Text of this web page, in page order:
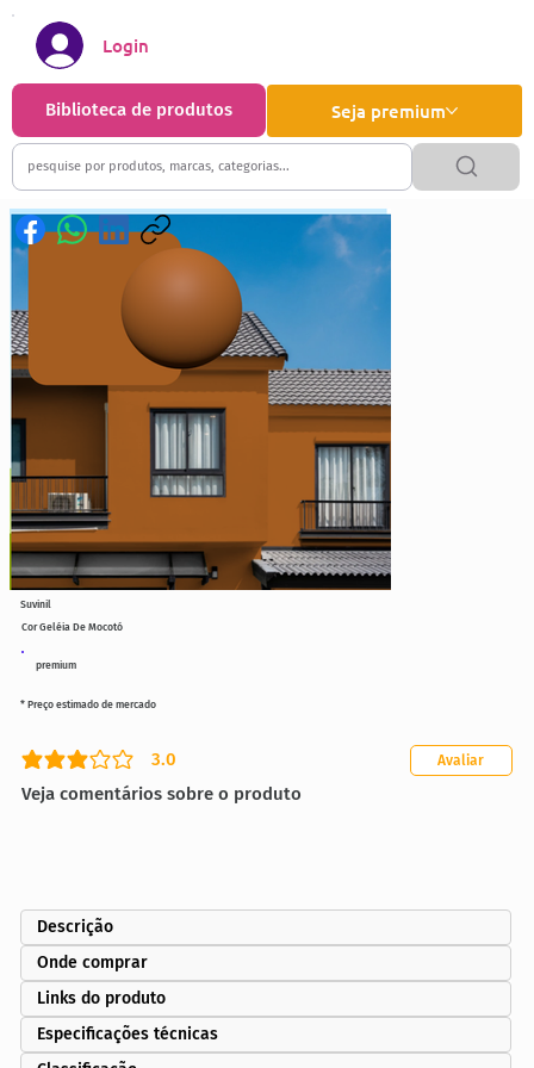
Seja premium
Biblioteca de produtos
Login
premium
Cor Geléia De Mocotó
3.0
classificação média é 3 de 5
Veja comentários sobre o produto
Avaliar
* Preço estimado de mercado
Suvinil
Descrição
Onde comprar
Links do produto
Especificações técnicas